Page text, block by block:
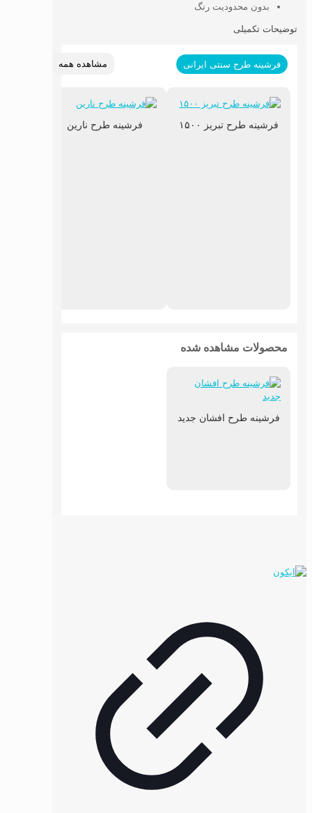
بدون محدودیت رنگ
توضیحات تکمیلی
فرشینه طرح سنتی ایرانی مشاهده همه
فرشینه طرح تبریز ۱۵۰۰ فرشینه طرح نارین
محصولات مشاهده شده
فرشینه طرح افشان جدید